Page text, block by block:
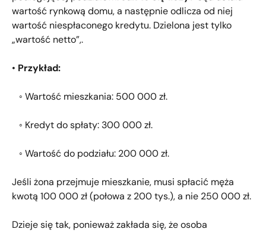
wartość rynkową domu, a następnie odlicza od niej
wartość niespłaconego kredytu. Dzielona jest tylko
„wartość netto”,.
• Przykład:
◦ Wartość mieszkania: 500 000 zł.
◦ Kredyt do spłaty: 300 000 zł.
◦ Wartość do podziału: 200 000 zł.
Jeśli żona przejmuje mieszkanie, musi spłacić męża
kwotą 100 000 zł (połowa z 200 tys.), a nie 250 000 zł.
Dzieje się tak, ponieważ zakłada się, że osoba